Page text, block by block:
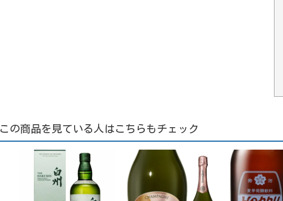
この商品を見ている人はこちらもチェック